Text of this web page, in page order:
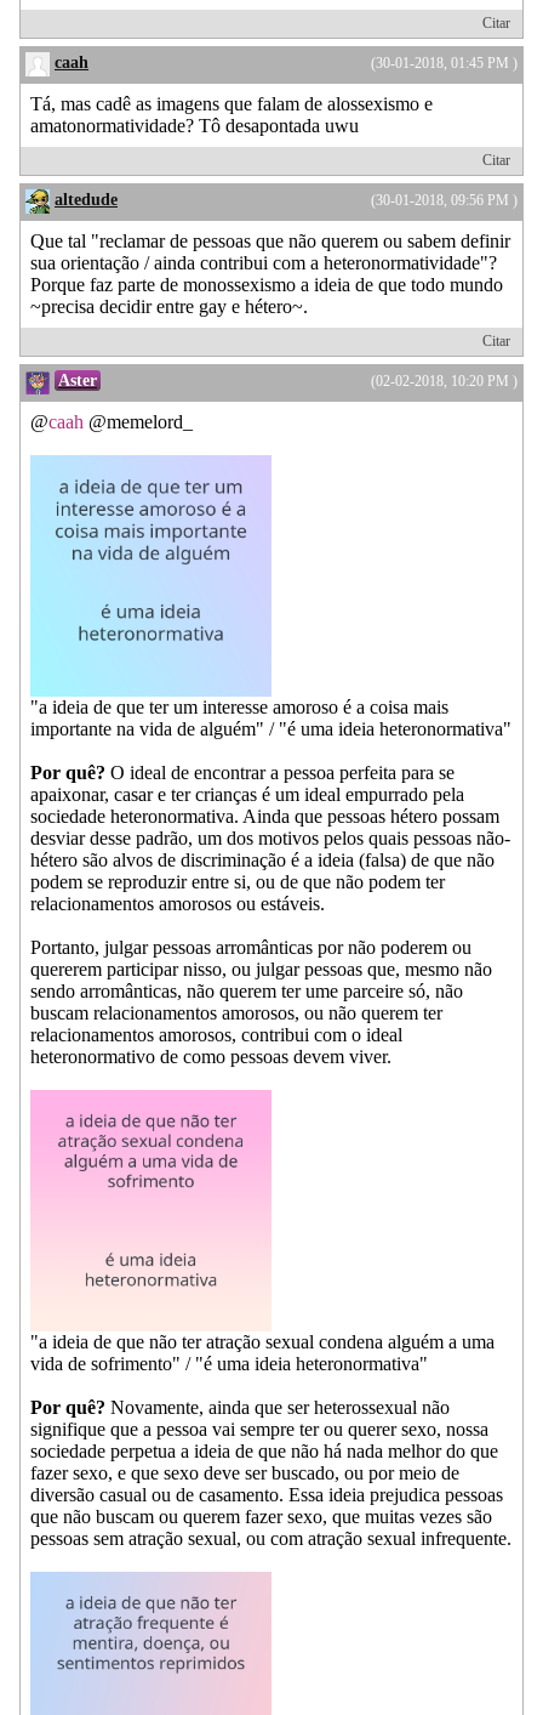
Citar
(30-01-2018, 01:45 PM )
caah
Tá, mas cadê as imagens que falam de alossexismo e
amatonormatividade? Tô desapontada uwu
Citar
(30-01-2018, 09:56 PM )
altedude
Que tal "reclamar de pessoas que não querem ou sabem definir
sua orientação / ainda contribui com a heteronormatividade"?
Porque faz parte de monossexismo a ideia de que todo mundo
~precisa decidir entre gay e hétero~.
Citar
(02-02-2018, 10:20 PM )
Aster
@caah @memelord_
"a ideia de que ter um interesse amoroso é a coisa mais
importante na vida de alguém" / "é uma ideia heteronormativa"
Por quê? O ideal de encontrar a pessoa perfeita para se
apaixonar, casar e ter crianças é um ideal empurrado pela
sociedade heteronormativa. Ainda que pessoas hétero possam
desviar desse padrão, um dos motivos pelos quais pessoas não-
hétero são alvos de discriminação é a ideia (falsa) de que não
podem se reproduzir entre si, ou de que não podem ter
relacionamentos amorosos ou estáveis.
Portanto, julgar pessoas arromânticas por não poderem ou
quererem participar nisso, ou julgar pessoas que, mesmo não
sendo arromânticas, não querem ter ume parceire só, não
buscam relacionamentos amorosos, ou não querem ter
relacionamentos amorosos, contribui com o ideal
heteronormativo de como pessoas devem viver.
"a ideia de que não ter atração sexual condena alguém a uma
vida de sofrimento" / "é uma ideia heteronormativa"
Por quê? Novamente, ainda que ser heterossexual não
signifique que a pessoa vai sempre ter ou querer sexo, nossa
sociedade perpetua a ideia de que não há nada melhor do que
fazer sexo, e que sexo deve ser buscado, ou por meio de
diversão casual ou de casamento. Essa ideia prejudica pessoas
que não buscam ou querem fazer sexo, que muitas vezes são
pessoas sem atração sexual, ou com atração sexual infrequente.